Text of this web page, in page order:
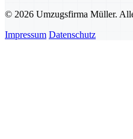
© 2026 Umzugsfirma Müller.
Impressum Datenschutz